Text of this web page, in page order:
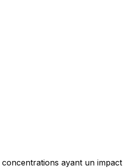
concentrations ayant un impact